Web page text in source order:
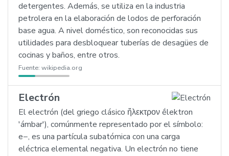
detergentes. Además, se utiliza en la industria
petrolera en la elaboración de lodos de perforación
base agua. A nivel doméstico, son reconocidas sus
utilidades para desbloquear tuberías de desagües de
cocinas y baños, entre otros.
Fuente: wikipedia.org
Electrón
El electrón (del griego clásico ἤλεκτρον ḗlektron
'ámbar'), comúnmente representado por el símbolo:
e−, es una partícula subatómica con una carga
eléctrica elemental negativa. Un electrón no tiene